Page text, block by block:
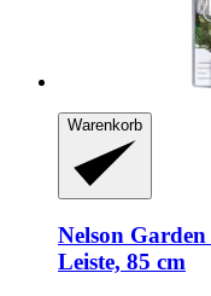
Warenkorb
Nelson Garden
Leiste, 85 cm